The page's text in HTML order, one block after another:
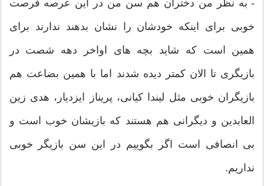
- به نظر من دختران هم سن من در این عرصه فرصت
خوبی برای اینکه خودشان را نشان بدهند ندارند برای
همین است که شاید بچه های اواخر دهه شصت در
بازیگری تا الان کمتر دیده شدند اما با همین بضاعت هم
بازیگران خوبی مثل لیندا کیانی، پریناز ایزدیار، هدی زین
العابدین و دیگرانی هم هستند که بازیشان خوب است و
بی انصافی است اگر بگوییم در این سن بازیگر خوبی
نداریم.